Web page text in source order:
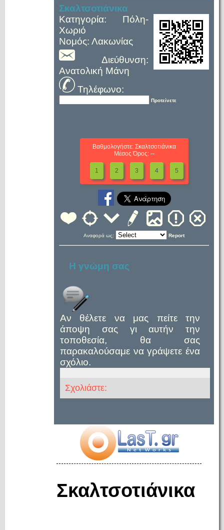
Σκαλτσοτιάνικα
Κατηγορία: Πόλη-
Χωριό
Νομός: Λακωνίας
Διεύθυνση:
Ανατολική Μάνη
Τηλέφωνο:
Προτείνετε
Βαθμολογήστε: Σκαλτσοτιάνικα
Μέσος Όρος: --
1 2 3 4 5
Αναφορά ως: Report
Η γνώμη σας
Αν θέλετε να μας πείτε την
άποψη σας γι αυτήν την
τοποθεσία, θα σας
παρακαλούσαμε να γράψετε ένα
σχόλιο.
Σχολιάστε:
Σκαλτσοτιάνικα